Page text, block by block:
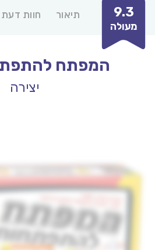
9.3
מעולה
תיאור חוות דעת
המפתח
יצירה